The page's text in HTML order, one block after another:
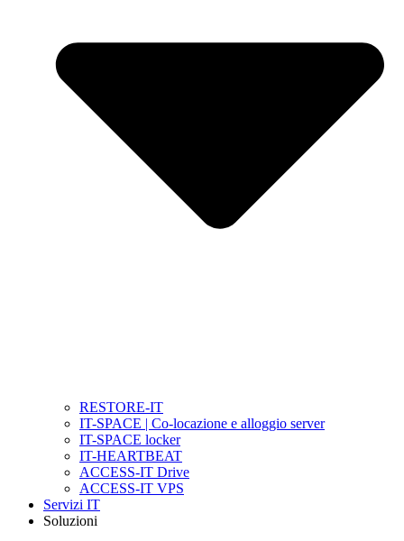
RESTORE-IT
IT-SPACE | Co-locazione e alloggio server
IT-SPACE locker
IT-HEARTBEAT
ACCESS-IT Drive
ACCESS-IT VPS
Servizi IT
Soluzioni